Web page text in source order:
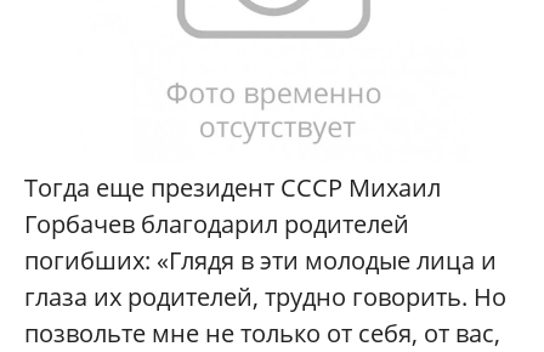
Тогда еще президент СССР Михаил
Горбачев благодарил родителей
погибших: «Глядя в эти молодые лица и
глаза их родителей, трудно говорить. Но
позвольте мне не только от себя, от вас,